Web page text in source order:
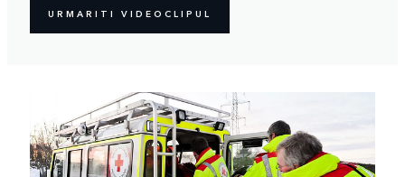
URMARITI VIDEOCLIPUL